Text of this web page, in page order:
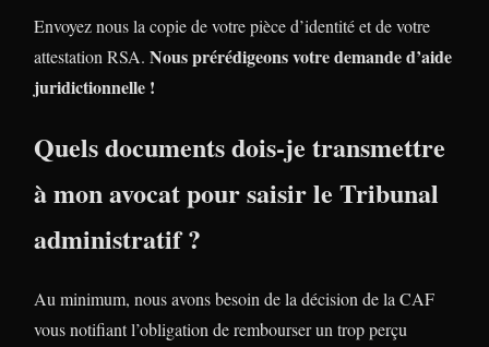
Envoyez nous la copie de votre pièce d’identité et de votre
attestation RSA. Nous prérédigeons votre demande d’aide
juridictionnelle !
Quels documents dois-je transmettre
à mon avocat pour saisir le Tribunal
administratif ?
Au minimum, nous avons besoin de la décision de la CAF
vous notifiant l’obligation de rembourser un trop perçu